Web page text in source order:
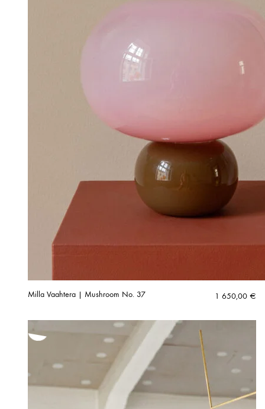
Milla Vaahtera | Mushroom No. 37 1 650,00 €